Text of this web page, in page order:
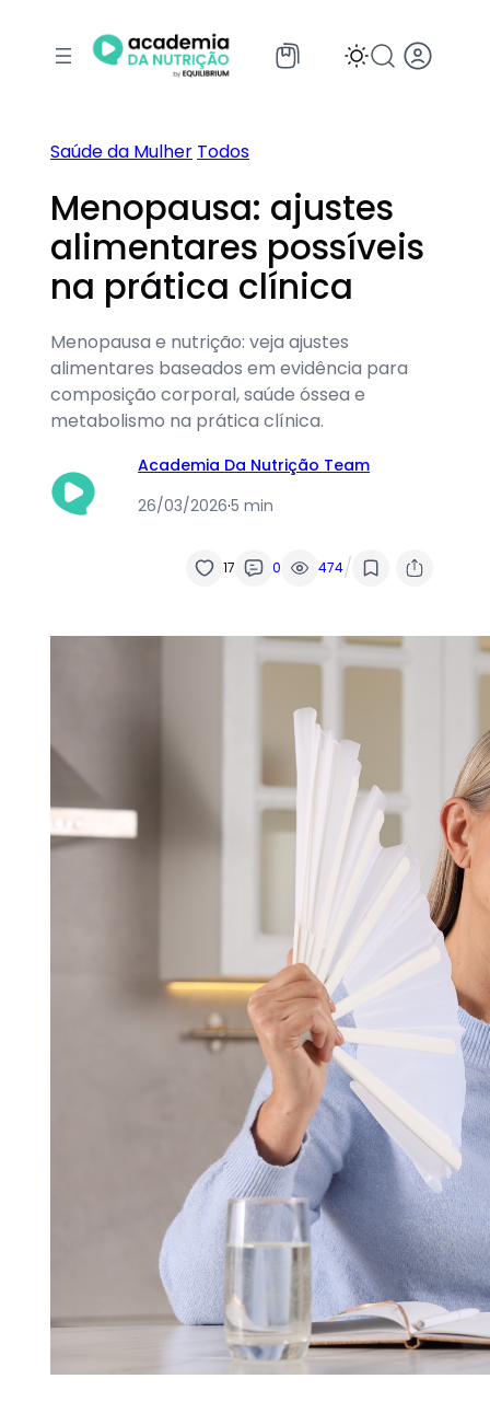
Saúde da Mulher Todos
Menopausa: ajustes
alimentares possíveis
na prática clínica
Menopausa e nutrição: veja ajustes
alimentares baseados em evidência para
composição corporal, saúde óssea e
metabolismo na prática clínica.
Academia Da Nutrição Team
26/03/2026·5 min
17 0 474/